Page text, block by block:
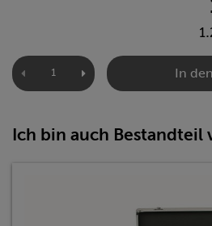
In
Ich bin auch Bestandteil